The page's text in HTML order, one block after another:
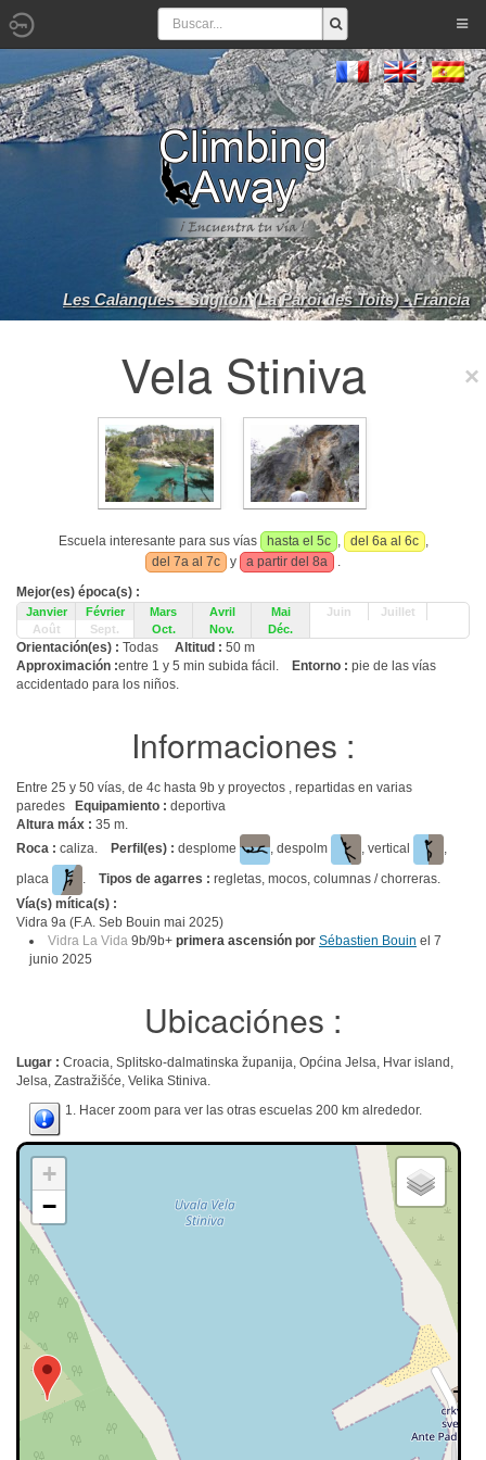
Les Calanques - Sugiton (La Paroi des Toits) - Francia
Vela Stiniva
Escuela interesante para sus vías hasta el 5c , del 6a al 6c ,
del 7a al 7c
y a partir del 8a
.
Mejor(es) época(s) :
Janvier Février Mars Avril Mai Juin
Juillet
Août
Sept. Oct. Nov. Déc.
Orientación(es) : Todas Altitud : 50 m
Approximación :entre 1 y 5 min subida fácil. Entorno : pie de las vías
accidentado para los niños.
Informaciones :
Entre 25 y 50 vías, de 4c hasta 9b y proyectos , repartidas en varias
paredes
Equipamiento : deportiva
Altura máx : 35 m.
Roca : caliza. Perfil(es) : desplome , despolm , vertical
,
placa
. Tipos de agarres : regletas, mocos, columnas / chorreras.
Vía(s) mítica(s) :
Vidra 9a (F.A. Seb Bouin mai 2025)
Vidra La Vida 9b/9b+ primera ascensión por Sébastien Bouin el 7
junio 2025
Ubicaciónes :
Lugar : Croacia, Splitsko-dalmatinska županija, Općina Jelsa, Hvar island,
Jelsa, Zastražišće, Velika Stiniva.
1. Hacer zoom para ver las otras escuelas 200 km alrededor.
+
−